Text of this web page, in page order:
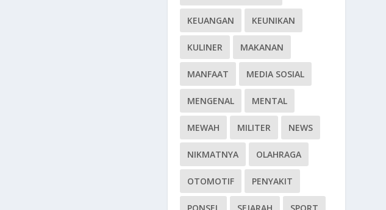
KEUANGAN KEUNIKAN
KULINER MAKANAN
MANFAAT MEDIA SOSIAL
MENGENAL MENTAL
MEWAH MILITER NEWS
NIKMATNYA OLAHRAGA
OTOMOTIF PENYAKIT